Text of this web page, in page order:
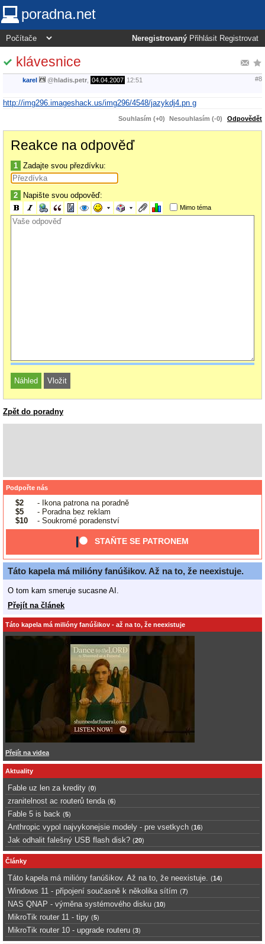
poradna.net
Neregistrovaný Přihlásit Registrovat
klávesnice
karel @hladis.petr 04.04.2007 12:51 #8
http://img296.imageshack.us/img296/4548/jazykdj4.pn g
Souhlasím (+0) Nesouhlasím (-0) Odpovědět
Reakce na odpověď
1 Zadajte svou přezdívku:
2 Napište svou odpověď:
Mimo téma
Zpět do poradny
Podpořte nás
$2
- Ikona patrona na poradně
$5
- Poradna bez reklam
$10
- Soukromé poradenství
STAŇTE SE PATRONEM
Táto kapela má milióny fanúšikov. Až na to, že neexistuje.
O tom kam smeruje sucasne AI.
Přejít na článek
Táto kapela má milióny fanúšikov - až na to, že neexistuje
Přejít na videa
Aktuality
Fable uz len za kredity (0)
zranitelnost ac routerů tenda (6)
Fable 5 is back (5)
Anthropic vypol najvykonejsie modely - pre vsetkych (16)
Jak odhalit falešný USB flash disk? (20)
Články
Táto kapela má milióny fanúšikov. Až na to, že neexistuje. (14)
Windows 11 - připojení současně k několika sítím (7)
NAS QNAP - výměna systémového disku (10)
MikroTik router 11 - tipy (5)
MikroTik router 10 - upgrade routeru (3)